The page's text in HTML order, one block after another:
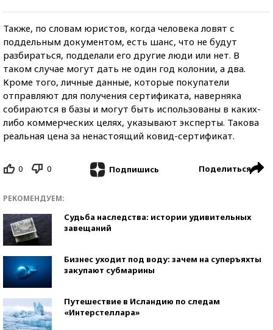
Также, по словам юристов, когда человека ловят с
поддельным документом, есть шанс, что не будут
разбираться, подделали его другие люди или нет. В
таком случае могут дать не один год колонии, а два.
Кроме того, личные данные, которые покупатели
отправляют для получения сертификата, наверняка
собираются в базы и могут быть использованы в каких-
либо коммерческих целях, указывают эксперты. Такова
реальная цена за ненастоящий ковид-сертификат.
0 0 Подпишись Поделиться
РЕКОМЕНДУЕМ:
Судьба наследства: истории удивительных
завещаний
Бизнес уходит под воду: зачем на суперъяхты
закупают субмарины
Путешествие в Исландию по следам
«Интерстеллара»